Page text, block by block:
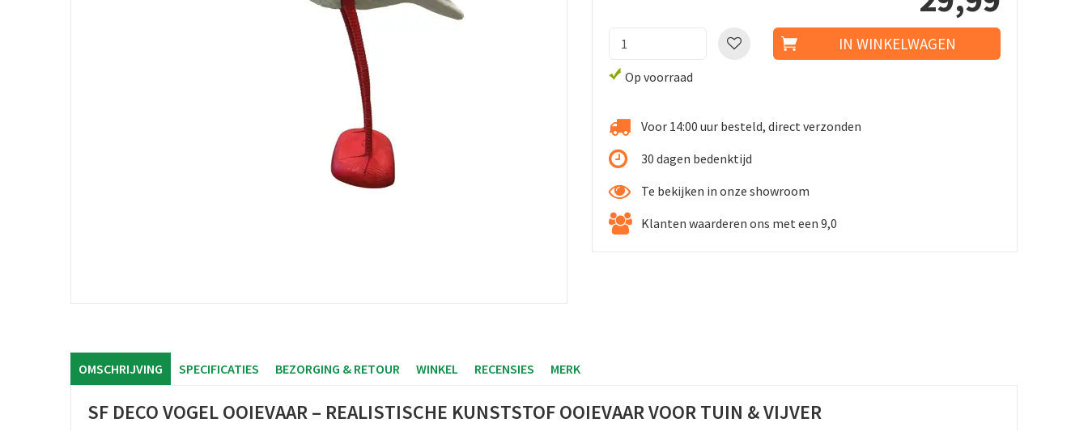
Op voorraad
Voor 14:00 uur besteld, direct verzonden
30 dagen bedenktijd
Te bekijken in onze showroom
Klanten waarderen ons met een 9,0
OMSCHRIJVING SPECIFICATIES BEZORGING & RETOUR WINKEL RECENSIES MERK
SF DECO VOGEL OOIEVAAR – REALISTISCHE KUNSTSTOF OOIEVAAR VOOR TUIN & VIJVER